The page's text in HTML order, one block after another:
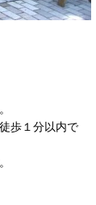
歩１分以内で